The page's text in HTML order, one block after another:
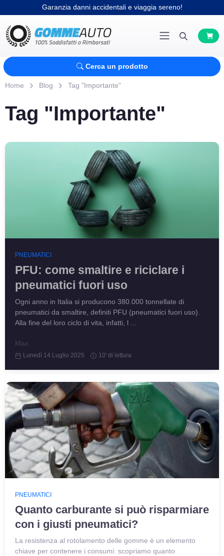
Garanzia danni accidentali e viaggia sereno!
Cerca un prodotto
Home Blog Tag "Importante"
Tag "Importante"
PNEUMATICI
PFU: come smaltire e riciclare i
pneumatici fuori uso
Ogni anno in Italia si producono 380.000 tonnellate di
pneumatici da smaltire, definiti PFU (pneumatici fuori uso).
Alla fine del loro ciclo di vita, infatti, l ...
Max
Lunedì 14 Luglio 2025 10' di lettura
PNEUMATICI
Quanto carburante si può risparmiare
con i giusti pneumatici?
La resistenza al rotolamento delle gomme è un elemento
chiave per contenere i consumi: scopriamo quanto